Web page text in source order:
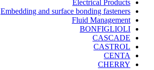
Electrical Products
Embedding and surface bonding fasteners
Fluid Management
BONFIGLIOLI
CASCADE
CASTROL
CENTA
CHERRY